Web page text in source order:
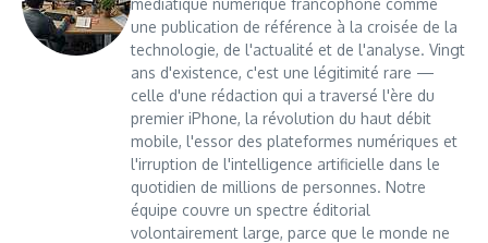
une publication de référence à la croisée de la
technologie, de l'actualité et de l'analyse. Vingt
ans d'existence, c'est une légitimité rare —
celle d'une rédaction qui a traversé l'ère du
premier iPhone, la révolution du haut débit
mobile, l'essor des plateformes numériques et
l'irruption de l'intelligence artificielle dans le
quotidien de millions de personnes. Notre
équipe couvre un spectre éditorial
volontairement large, parce que le monde ne